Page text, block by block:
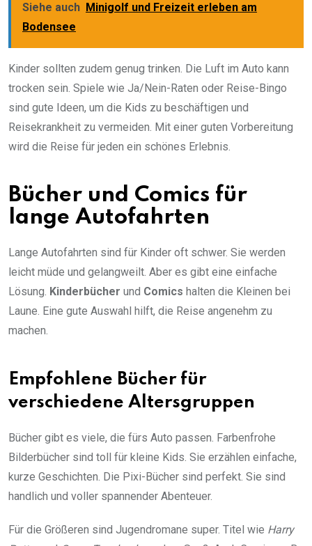
Siehe auch Minigolf und Freizeit erleben am
Bodensee
Kinder sollten zudem genug trinken. Die Luft im Auto kann
trocken sein. Spiele wie Ja/Nein-Raten oder Reise-Bingo
sind gute Ideen, um die Kids zu beschäftigen und
Reisekrankheit zu vermeiden. Mit einer guten Vorbereitung
wird die Reise für jeden ein schönes Erlebnis.
Bücher und Comics für
lange Autofahrten
Lange Autofahrten sind für Kinder oft schwer. Sie werden
leicht müde und gelangweilt. Aber es gibt eine einfache
Lösung. Kinderbücher und Comics halten die Kleinen bei
Laune. Eine gute Auswahl hilft, die Reise angenehm zu
machen.
Empfohlene Bücher für
verschiedene Altersgruppen
Bücher gibt es viele, die fürs Auto passen. Farbenfrohe
Bilderbücher sind toll für kleine Kids. Sie erzählen einfache,
kurze Geschichten. Die Pixi-Bücher sind perfekt. Sie sind
handlich und voller spannender Abenteuer.
Für die Größeren sind Jugendromane super. Titel wie Harry